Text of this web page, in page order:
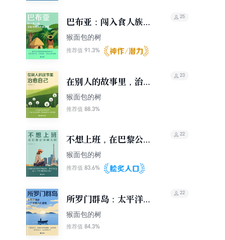
巴布亚：闯入食人族，
见证即将消失的部落
（轻游记）
猴面包的树
推荐值 91.3%
25
在别人的故事里，治愈
自己
猴面包的树
推荐值 88.3%
23
不想上班，在巴黎公园
晒太阳（轻游记）
猴面包的树
推荐值 83.6%
22
所罗门群岛：太平洋深
处，一个中国人的孤独
（轻游记）
猴面包的树
推荐值 84.3%
22